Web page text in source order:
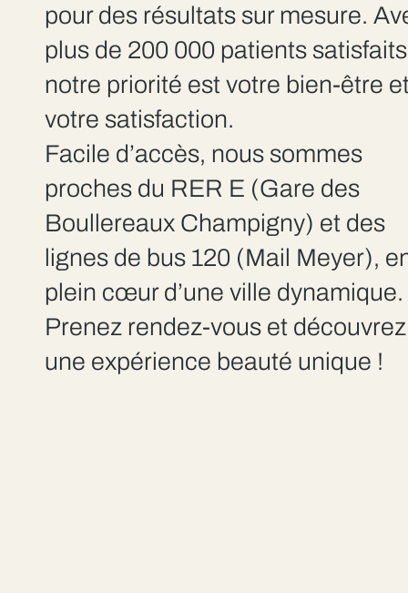
pour des résultats sur mesure.
plus de 200 000 patients
notre priorité est votre bien-être
votre satisfaction.
Facile d’accès, nous sommes
proches du RER E (Gare des
Boullereaux Champigny) et des
lignes de bus 120 (Mail Meyer),
plein cœur d’une ville dynamique.
Prenez rendez-vous et découvrez
une expérience beauté unique !